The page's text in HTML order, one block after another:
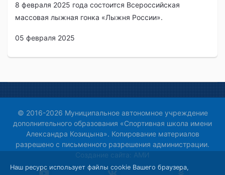
8 февраля 2025 года состоится Всероссийская
массовая лыжная гонка «Лыжня России».
05 февраля 2025
© 2016-2026 Муниципальное автономное учреждение
дополнительного образования «Спортивная школа имени
Александра Козицына». Копирование материалов
разрешено с письменного разрешения администрации.
Создание сайта: АМИ
Наш ресурс использует файлы cookie Вашего браузера,